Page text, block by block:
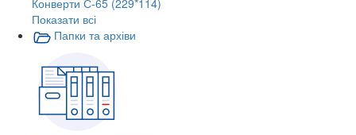
Конверти С-65 (229*114)
Показати всі
Папки та архіви